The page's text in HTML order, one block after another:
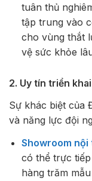
tuân thủ
tập trung vào
cho vùng thắt
vệ sức khỏe
2. Uy tín triển
Sự khác biệt của
và năng lực đội
Showroom nội
có thể trực
hàng trăm